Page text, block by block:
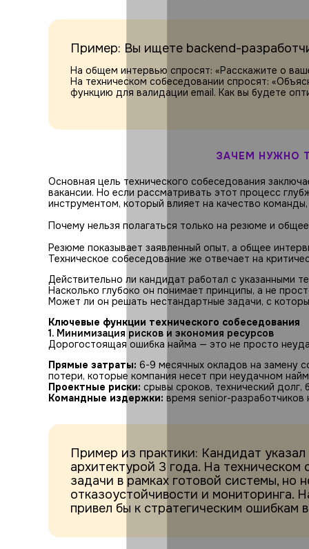
Пример: Вы ищете backend-
На общем интервью спросят: «Расскажите о
На техническом собеседовании спросят:
функцию для валидации email. Как вы будете
ЗАЧЕМ НУЖНО
Основная цель технического собеседования
вакансии. Но если рассматривать этот процесс
инструментом, который влияет на качество
Почему нельзя полагаться только на резюме и
Резюме показывает заявленный опыт, а общее
Техническое собеседование же отвечает на
Действительно ли кандидат работал с указанными
Насколько глубоко он понимает принципы, а не
Может ли он решать нестандартные задачи, с
Ключевые функции технического собеседования
1. Минимизация рисков и экономия ресурсов
Дорогостоящая ошибка найма — это не просто
Прямые затраты: 6-9 месячных окладов на замену
потери, которые компания несет при неудачном
Проектные риски: срывы сроков, технический долг,
Командные издержки: время senior-разработчиков
Пример из практики: Кандидат
архитектурой 3 года. На
задачи в рамках готовой системы, но
отказоустойчивости и мониторинга.
привел бы к стратегическим ошибкам